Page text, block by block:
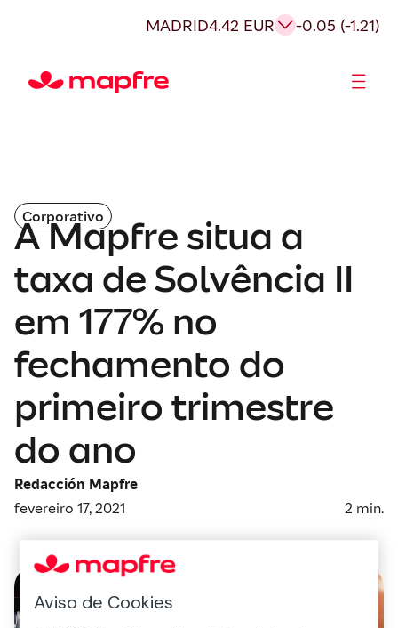
MADRID4.42 EUR -0.05 (-1.21)
Corporativo
A Mapfre situa a
taxa de Solvência II
em 177% no
fechamento do
primeiro trimestre
do ano
Redacción Mapfre
fevereiro 17, 2021
2 min.
Aviso de Cookies